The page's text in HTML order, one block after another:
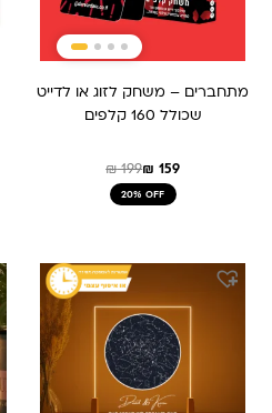
מתחברים – משחק לזוג או לדייט
שכולל 160 קלפים
₪199₪ 159
20% OFF
המחיר
היה:
המחיר
הוא: